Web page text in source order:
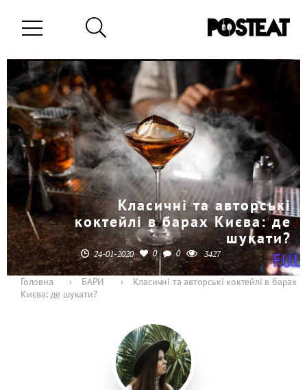
Класичні та авторські
коктейлі в барах Києва: де
шукати?
24-01-2020 0 0 3427
Головна › БАРИ ›
Класичні та авторські коктейлі в барах
Києва: де шукати?